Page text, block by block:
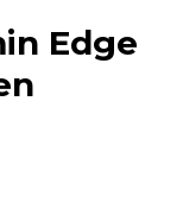
Edge